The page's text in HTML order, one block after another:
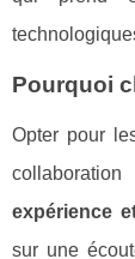
Pourquoi
Opter pour
expérience
sur une